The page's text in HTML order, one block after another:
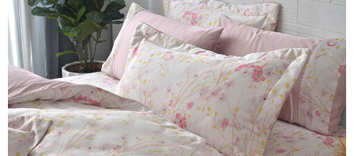
購買商品的店家。未經商家同意取消之訂單仍視為有效，需透過AFTEE先享
後付繳納相關費用。
※ 交易是否成功請以「AFTEE先享後付 」之結帳頁面顯示為準，若有關於
是否繳費成功／繳費後需取消欲退款等相關疑問，請聯繫「AFTEE先享後付
客戶支援中心」https://netprotections.freshdesk.com/support/home
【注意事項】
１．透過由恩沛科技股份有限公司提供之「AFTEE先享後付」服務完成之交
易，需依本服務之必要範圍內提供個人資料，並將交易相關給付款項請求債
權轉讓予恩沛科技股份有限公司。
２．關於個人資料處理事宜，請瀏覽以下網址：